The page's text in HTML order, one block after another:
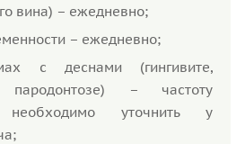
вина) – ежедневно;
– ежедневно;
с деснами (гингивите,
пародонтозе) – частоту
необходимо уточнить у